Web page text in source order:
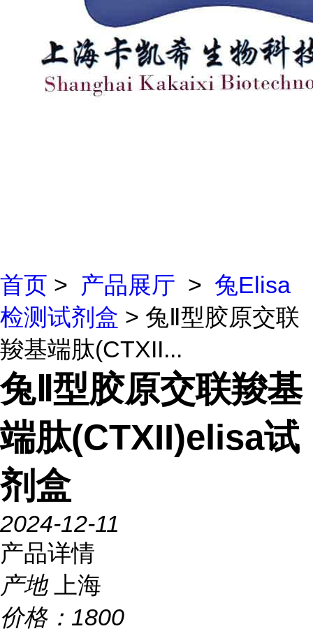
首页 > 产品展厅 > 兔Elisa
检测试剂盒 > 兔Ⅱ型胶原交联
羧基端肽(CTXII...
兔Ⅱ型胶原交联羧基
端肽(CTXII)elisa试
剂盒
2024-12-11
产品详情
产地
上海
价格： 1800